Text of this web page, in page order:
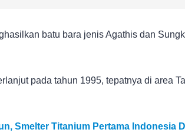
batu bara jenis Agathis dan
pada tahun 1995, tepatnya di area
Smelter Titanium Pertama Indonesia